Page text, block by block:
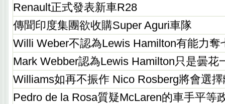
Renault正式發表新車R28
傳聞印度集團欲收購Super Aguri車隊
Willi Weber不認為Lewis Hamilton有能力奪
Mark Webber認為Lewis Hamilton只是曇花
Williams如再不振作 Nico Rosberg將會選
Pedro de la Rosa質疑McLaren的車手平等